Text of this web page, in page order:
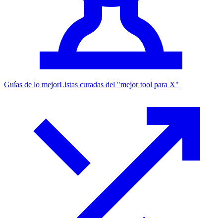
Guías de lo mejorListas curadas del "mejor tool para X"